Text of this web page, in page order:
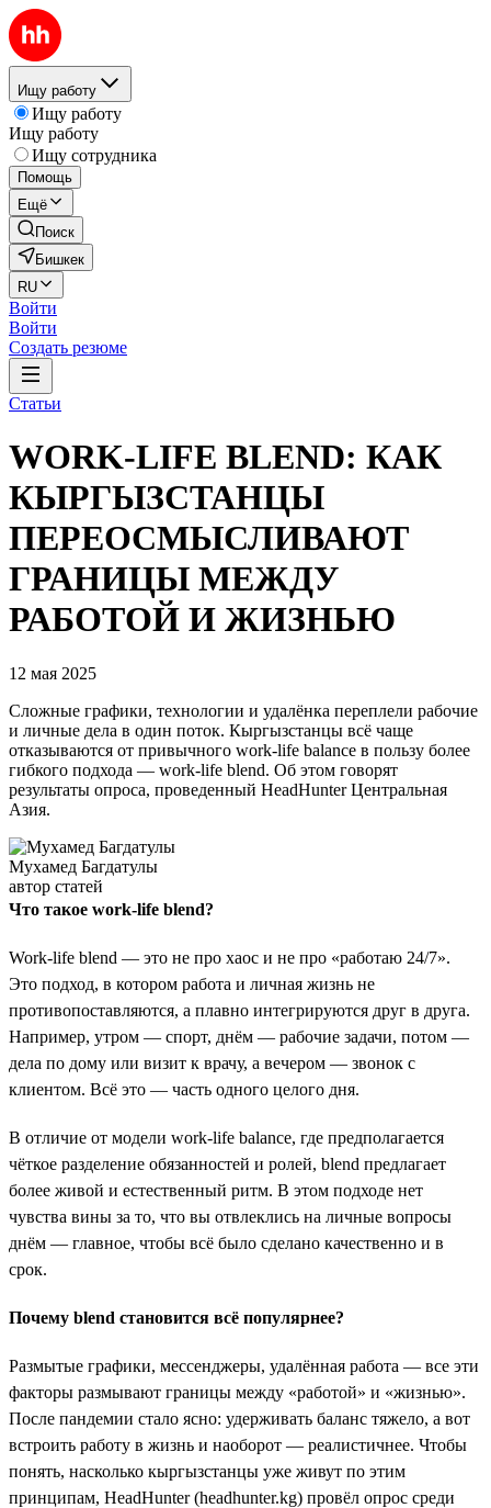
Ищу работу
Ищу работу
Ищу работу
Ищу сотрудника
Помощь
Ещё
Поиск
Бишкек
RU
Войти
Войти
Создать резюме
Статьи
WORK-LIFE BLEND: КАК
КЫРГЫЗСТАНЦЫ
ПЕРЕОСМЫСЛИВАЮТ
ГРАНИЦЫ МЕЖДУ
РАБОТОЙ И ЖИЗНЬЮ
12 мая 2025
Сложные графики, технологии и удалёнка переплели рабочие
и личные дела в один поток. Кыргызстанцы всё чаще
отказываются от привычного work-life balance в пользу более
гибкого подхода — work-life blend. Об этом говорят
результаты опроса, проведенный HeadHunter Центральная
Азия.
Мухамед Багдатулы
автор статей
Что такое work-life blend?
Work-life blend — это не про хаос и не про «работаю 24/7».
Это подход, в котором работа и личная жизнь не
противопоставляются, а плавно интегрируются друг в друга.
Например, утром — спорт, днём — рабочие задачи, потом —
дела по дому или визит к врачу, а вечером — звонок с
клиентом. Всё это — часть одного целого дня.
В отличие от модели work-life balance, где предполагается
чёткое разделение обязанностей и ролей, blend предлагает
более живой и естественный ритм. В этом подходе нет
чувства вины за то, что вы отвлеклись на личные вопросы
днём — главное, чтобы всё было сделано качественно и в
срок.
Почему blend становится всё популярнее?
Размытые графики, мессенджеры, удалённая работа — все эти
факторы размывают границы между «работой» и «жизнью».
После пандемии стало ясно: удерживать баланс тяжело, а вот
встроить работу в жизнь и наоборот — реалистичнее. Чтобы
понять, насколько кыргызстанцы уже живут по этим
принципам, HeadHunter (headhunter.kg) провёл опрос среди